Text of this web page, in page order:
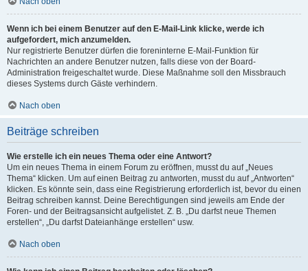
Wenn ich bei einem Benutzer auf den E-Mail-Link klicke, werde ich
aufgefordert, mich anzumelden.
Nur registrierte Benutzer dürfen die foreninterne E-Mail-Funktion für
Nachrichten an andere Benutzer nutzen, falls diese von der Board-
Administration freigeschaltet wurde. Diese Maßnahme soll den Missbrauch
dieses Systems durch Gäste verhindern.
Nach oben
Beiträge schreiben
Wie erstelle ich ein neues Thema oder eine Antwort?
Um ein neues Thema in einem Forum zu eröffnen, musst du auf „Neues
Thema“ klicken. Um auf einen Beitrag zu antworten, musst du auf „Antworten“
klicken. Es könnte sein, dass eine Registrierung erforderlich ist, bevor du einen
Beitrag schreiben kannst. Deine Berechtigungen sind jeweils am Ende der
Foren- und der Beitragsansicht aufgelistet. Z. B. „Du darfst neue Themen
erstellen“, „Du darfst Dateianhänge erstellen“ usw.
Nach oben